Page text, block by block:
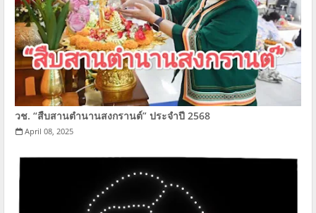
วช. “สืบสานตำนานสงกรานต์” ประจำปี 2568
April 08, 2025